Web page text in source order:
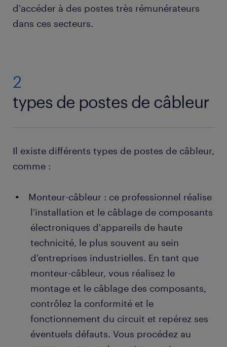
d'accéder à des postes très rémunérateurs
dans ces secteurs.
2
types de postes de câbleur
Il existe différents types de postes de câbleur,
comme :
Monteur-câbleur : ce professionnel réalise
l'installation et le câblage de composants
électroniques d'appareils de haute
technicité, le plus souvent au sein
d'entreprises industrielles. En tant que
monteur-câbleur, vous réalisez le
montage et le câblage des composants,
contrôlez la conformité et le
fonctionnement du circuit et repérez ses
éventuels défauts. Vous procédez au